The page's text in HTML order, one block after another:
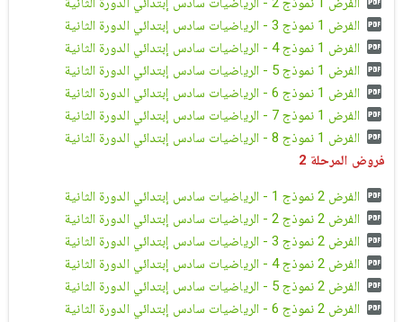
الفرض 1 نموذج 3 - الرياضيات سادس إبتدائي الدورة الثانية
الفرض 1 نموذج 4 - الرياضيات سادس إبتدائي الدورة الثانية
الفرض 1 نموذج 5 - الرياضيات سادس إبتدائي الدورة الثانية
الفرض 1 نموذج 6 - الرياضيات سادس إبتدائي الدورة الثانية
الفرض 1 نموذج 7 - الرياضيات سادس إبتدائي الدورة الثانية
الفرض 1 نموذج 8 - الرياضيات سادس إبتدائي الدورة الثانية
فروض المرحلة 2
الفرض 2 نموذج 1 - الرياضيات سادس إبتدائي الدورة الثانية
الفرض 2 نموذج 2 - الرياضيات سادس إبتدائي الدورة الثانية
الفرض 2 نموذج 3 - الرياضيات سادس إبتدائي الدورة الثانية
الفرض 2 نموذج 4 - الرياضيات سادس إبتدائي الدورة الثانية
الفرض 2 نموذج 5 - الرياضيات سادس إبتدائي الدورة الثانية
الفرض 2 نموذج 6 - الرياضيات سادس إبتدائي الدورة الثانية